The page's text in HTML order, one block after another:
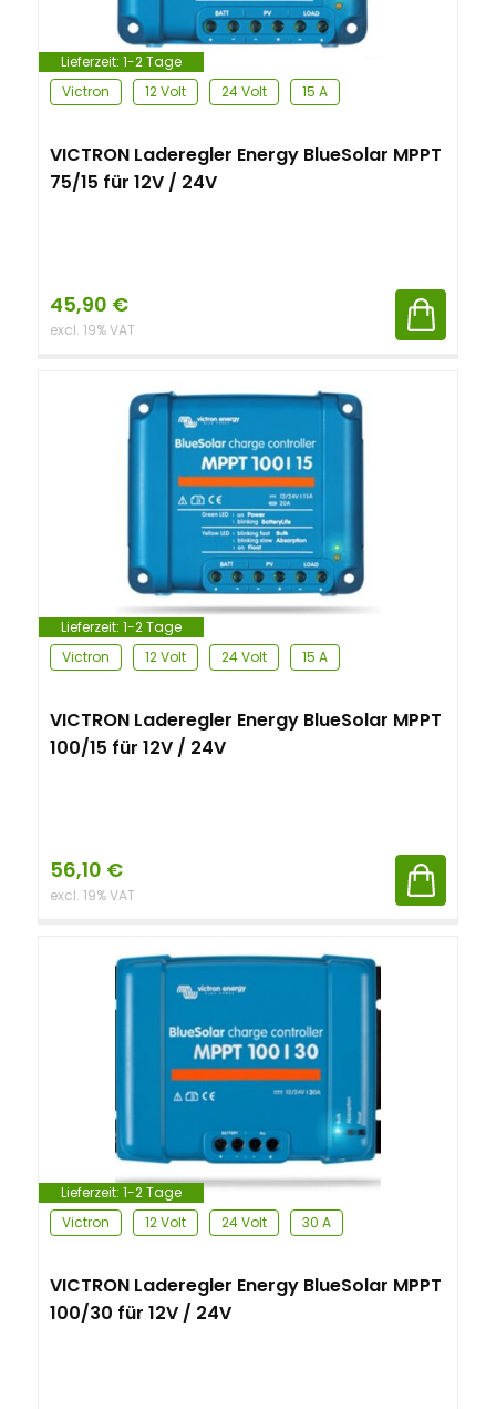
Lieferzeit: 1-2 Tage
Victron
12 Volt 24 Volt 15 A
VICTRON Laderegler Energy BlueSolar MPPT
75/15 für 12V / 24V
45,90 €
excl. 19% VAT
Lieferzeit: 1-2 Tage
Victron
12 Volt 24 Volt 15 A
VICTRON Laderegler Energy BlueSolar MPPT
100/15 für 12V / 24V
56,10 €
excl. 19% VAT
Lieferzeit: 1-2 Tage
Victron
12 Volt 24 Volt 30 A
VICTRON Laderegler Energy BlueSolar MPPT
100/30 für 12V / 24V